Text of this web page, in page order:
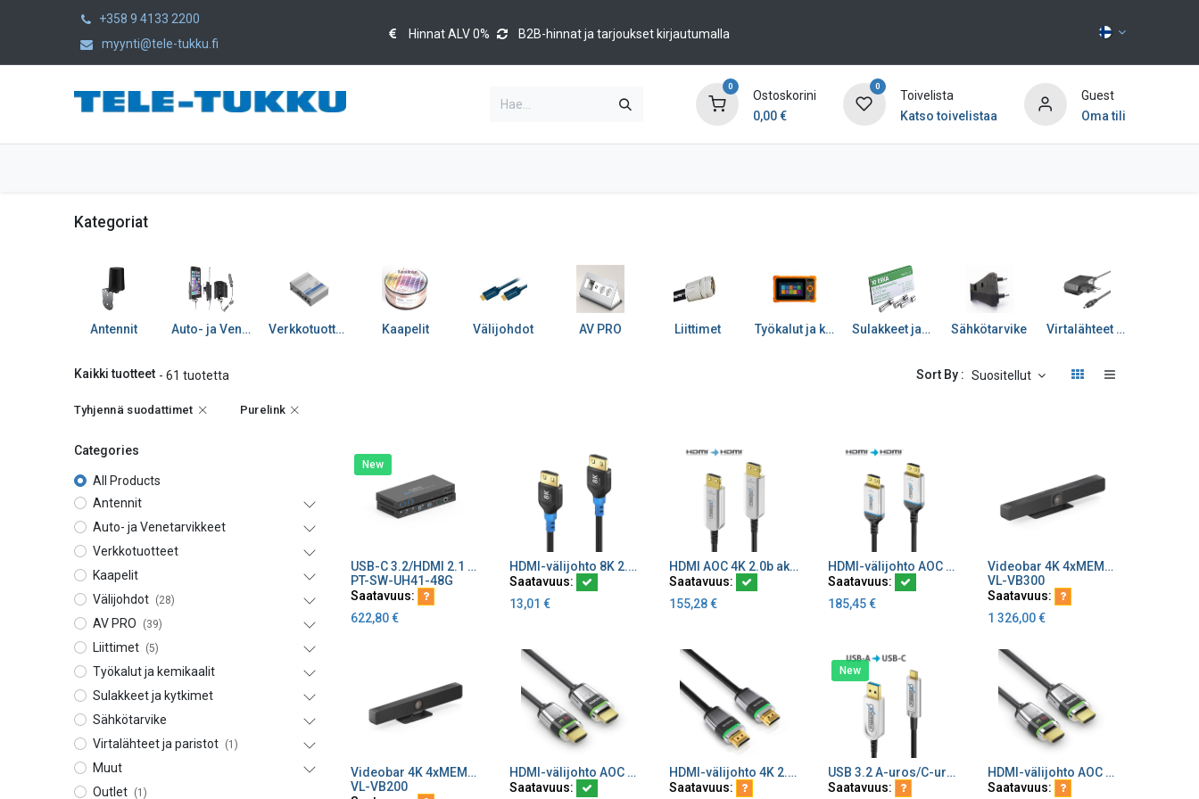
+358 9 4133 2200
myynti@tele-tukku.fi
Hinnat ALV 0% B2B-hinnat ja tarjoukset kirjautumalla
0
Ostoskorini
0,00€
0
Toivelista
Katso toivelistaa
Guest
Oma tili
Kategoriat
Antennit Auto- ja Venetarvikkeet Verkkotuotteet Kaapelit Välijohdot AV PRO Liittimet Työkalut ja kemikaalit Sulakkeet ja kytkimet Sähkötarvike Virtalähteet ja paristot
Kaikki tuotteet - 61 tuotetta Sort By : Suositellut
Tyhjennä suodattimet Purelink
Categories
All Products
Antennit
Auto- ja Venetarvikkeet
Verkkotuotteet
Kaapelit
Välijohdot
(28)
AV PRO (39)
Liittimet (5)
Työkalut ja kemikaalit
Sulakkeet ja kytkimet
Sähkötarvike
Virtalähteet ja paristot
(1)
Muut
Outlet
(1)
New
Lisää ostoskoriinUSB-C 3.2/HDMI 2.1 4x1 48G KVM Switcher PD 100 W
PT-SW-UH41-48G
Saatavuus:
622,80€
Lisää ostoskoriinHDMI-välijohto 8K 2.1 48 Gbps ohut joustava
Saatavuus:
13,01 €
Lisää ostoskoriinHDMI AOC 4K 2.0b aktiivinen FiberX 18 Gbps välijohto
Saatavuus:
155,28€
Lisää ostoskoriinHDMI-välijohto AOC 8K 2.1 aktiivinen FiberX 48 Gbps LSZH
Saatavuus:
185,45€
Lisää ostoskoriinVideobar 4K 4xMEMS 5xZOOM 2x3 W kaiuttimet Smart camera video kytkin BYOM
VL-VB300
Saatavuus:
1 326,00€
Lisää ostoskoriinVideobar 4K 4xMEMS 5xZOOM 2x3 W kaiuttimet Smartcamera
VL-VB200
Lisää ostoskoriinHDMI-välijohto AOC 4K 2.0b lukittava aktiivinen FiberX 18 Gbps LSZH
Saatavuus:
Lisää ostoskoriinHDMI-välijohto 4K 2.0 lukittava 18 Gbps
Saatavuus:
New
Lisää ostoskoriinUSB 3.2 A-uros/C-uros AOC optinen
Saatavuus:
Lisää ostoskoriinHDMI-välijohto AOC 8K 2.1 lukittava aktiivinen FiberX 48Gbps LSZH
Saatavuus: